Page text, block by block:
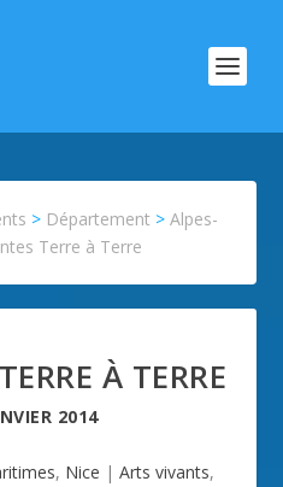
> Département >Alpes-
Terre à Terre
À TERRE
2014
, Nice | Arts vivants,